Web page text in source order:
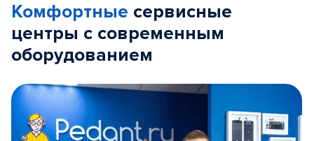
Комфортные сервисные
центры с современным
оборудованием